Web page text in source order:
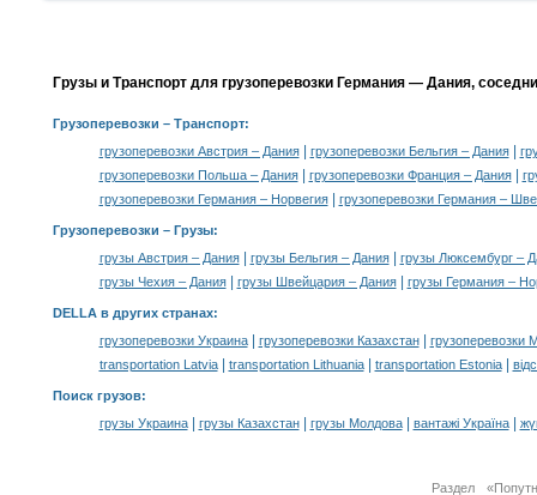
Грузы и Транспорт для грузоперевозки Германия — Дания,
Грузоперевозки – Транспорт:
грузоперевозки Австрия – Дания| грузоперевозки Бельгия – Дания|
грузоперевозки Польша – Дания| грузоперевозки Франция – Дания|
грузоперевозки Германия – Норвегия| грузоперевозки Германия –
Грузоперевозки – Грузы:
грузы Австрия – Дания| грузы Бельгия – Дания|
грузы Люксембург –
грузы Чехия – Дания| грузы Швейцария – Дания| грузы Германия –
DELLA в других странах:
грузоперевозки Украина| грузоперевозки Казахстан|
грузоперевозки
transportation Latvia| transportation Lithuania| transportation Estonia|
Поиск грузов:
грузы Украина| грузы Казахстан| грузы Молдова| вантажі Україна|
Раздел